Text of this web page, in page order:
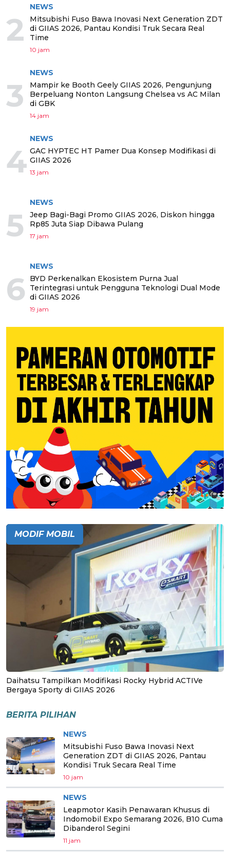
2
NEWS
Mitsubishi Fuso Bawa Inovasi Next Generation ZDT
di GIIAS 2026, Pantau Kondisi Truk Secara Real
Time
10 jam
3
NEWS
Mampir ke Booth Geely GIIAS 2026, Pengunjung
Berpeluang Nonton Langsung Chelsea vs AC Milan
di GBK
14 jam
4
NEWS
GAC HYPTEC HT Pamer Dua Konsep Modifikasi di
GIIAS 2026
13 jam
5
NEWS
Jeep Bagi-Bagi Promo GIIAS 2026, Diskon hingga
Rp85 Juta Siap Dibawa Pulang
17 jam
6
NEWS
BYD Perkenalkan Ekosistem Purna Jual
Terintegrasi untuk Pengguna Teknologi Dual Mode
di GIIAS 2026
19 jam
MODIF MOBIL
Daihatsu Tampilkan Modifikasi Rocky Hybrid ACTIVe
Bergaya Sporty di GIIAS 2026
BERITA PILIHAN
NEWS
Mitsubishi Fuso Bawa Inovasi Next
Generation ZDT di GIIAS 2026, Pantau
Kondisi Truk Secara Real Time
10 jam
NEWS
Leapmotor Kasih Penawaran Khusus di
Indomobil Expo Semarang 2026, B10 Cuma
Dibanderol Segini
11 jam